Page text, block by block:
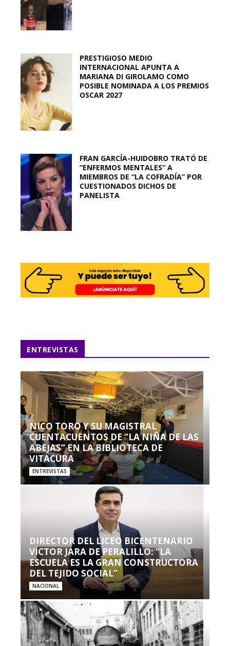
PRESTIGIOSO MEDIO
INTERNACIONAL APUNTA A
MARIANA DI GIROLAMO COMO
POSIBLE NOMINADA A LOS PREMIOS
OSCAR 2027
FRAN GARCÍA-HUIDOBRO TRATÓ DE
“ENFERMOS MENTALES” A
MIEMBROS DE “LA COFRADÍA” POR
CUESTIONADOS DICHOS DE
PANELISTA
ENTREVISTAS
NICO TORO Y SU MAGISTRAL
CUENTACUENTOS DE “LA NIÑA DE LAS
ABEJAS” EN LA BIBLIOTECA DE
VITACURA
ENTREVISTAS
DIRECTOR DEL LICEO BICENTENARIO
VÍCTOR JARA DE PERALILLO: “LA
ESCUELA ES LA GRAN CONSTRUCTORA
DEL TEJIDO SOCIAL”
NACIONAL